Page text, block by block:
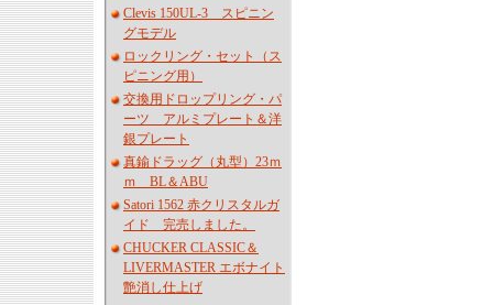
Clevis 150UL-3 スピニン
グモデル
ロックリング・セット（ス
ピニング用）
交換用ドロップリング・パ
ーツ アルミプレート＆洋
銀プレート
真鍮ドラッグ（丸型）23ｍ
ｍ BL＆ABU
Satori 1562 赤クリスタルガ
イド 完売しました。
CHUCKER CLASSIC＆
LIVERMASTER エボナイト
艶消し仕上げ